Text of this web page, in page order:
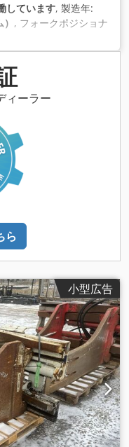
しています, 製造年:
, フォークポジショナ
kg Cjdpjvbmurjfx
状態：非常に良い 商品
容量 1500 kg 開口範
ィーラー
ら
小型広告